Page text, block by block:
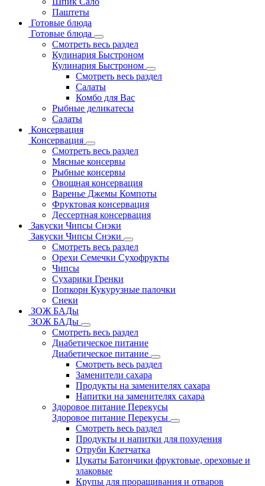
Паштеты
Готовые блюда
Готовые блюда
Смотреть весь раздел
Кулинария Быстроном
Кулинария Быстроном
Смотреть весь раздел
Салаты
Комбо для Вас
Рыбные деликатесы
Салаты
Консервация
Консервация
Смотреть весь раздел
Мясные консервы
Рыбные консервы
Овощная консервация
Варенье Джемы Компоты
Фруктовая консервация
Дессертная консервация
Закуски Чипсы Снэки
Закуски Чипсы Снэки
Смотреть весь раздел
Орехи Семечки Сухофрукты
Чипсы
Сухарики Гренки
Попкорн Кукурузные палочки
Снеки
ЗОЖ БАДы
ЗОЖ БАДы
Смотреть весь раздел
Диабетическое питание
Диабетическое питание
Смотреть весь раздел
Заменители сахара
Продукты на заменителях сахара
Напитки на заменителях сахара
Здоровое питание Перекусы
Здоровое питание Перекусы
Смотреть весь раздел
Продукты и напитки для похудения
Отруби Клетчатка
Цукаты Батончики фруктовые, ореховые и
злаковые
Крупы для проращивания и отваров